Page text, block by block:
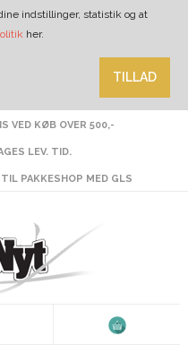
indstillinger, statistik og at
her.
TILLAD
VED KØB OVER 500,-
LEV. TID.
PAKKESHOP MED GLS